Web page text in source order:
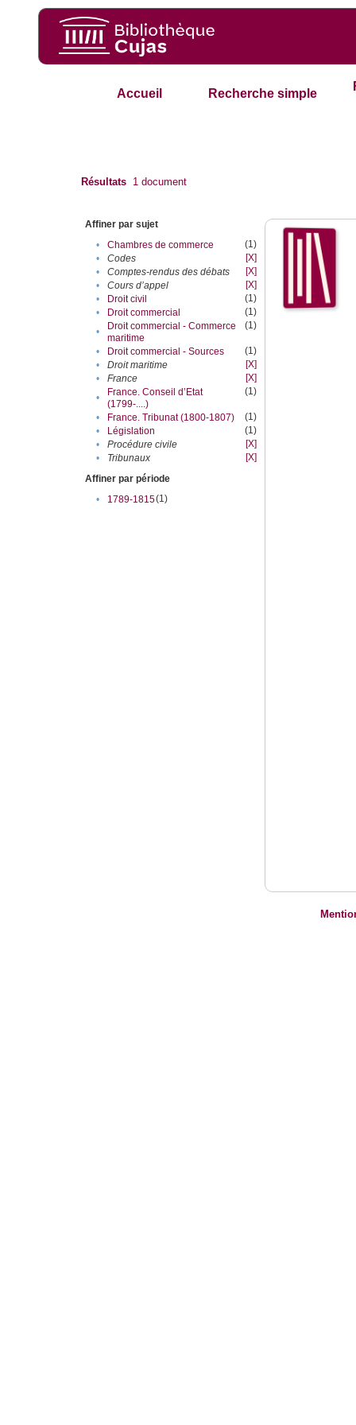
Accueil Recherche simple
Résultats 1 document
Affiner par sujet
•
Chambres de commerce
(1)
•
Codes
[X]
•
Comptes-rendus des débats
[X]
•
Cours d’appel
[X]
•
Droit civil
(1)
•
Droit commercial
(1)
•
Droit commercial - Commerce
maritime
(1)
• Droit commercial - Sources
(1)
•
Droit maritime
[X]
•
France
[X]
•
France. Conseil d’Etat
(1799-....)
(1)
• France. Tribunat (1800-1807)
(1)
•
Législation
(1)
•
Procédure civile
[X]
•
Tribunaux
[X]
Affiner par période
•
1789-1815(1)